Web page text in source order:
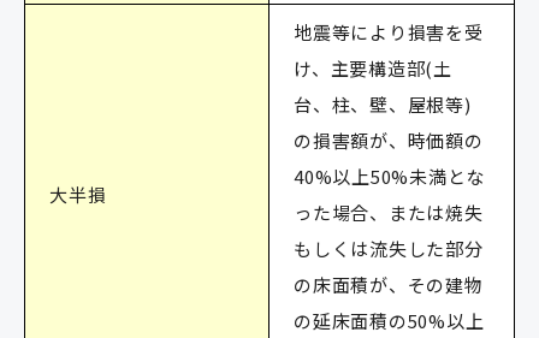
大半損
地震等により損害を受
け、主要構造部(土
台、柱、壁、屋根等)
の損害額が、時価額の
40%以上50%未満とな
った場合、または焼失
もしくは流失した部分
の床面積が、その建物
の延床面積の50%以上